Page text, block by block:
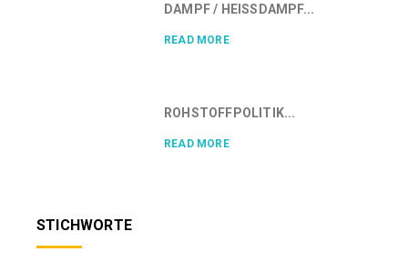
DAMPF / HEISSDAMPF...
READ MORE
ROHSTOFFPOLITIK...
READ MORE
STICHWORTE